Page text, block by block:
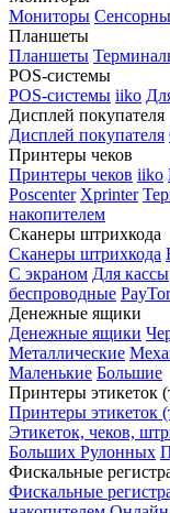
Мониторы
Планшеты
Планшеты
POS-системы
POS-системы iiko
Дисплей покупателя
Дисплей покупателя
Принтеры чеков
Принтеры чеков iiko
Poscenter Xprinter
накопителем
Сканеры штрихкода
Сканеры штрихкода
С экраном Для кассы
беспроводные PayTor
Денежные ящики
Денежные ящики
Металлические
Маленькие Большие
Принтеры этикеток
Принтеры этикеток
Этикеток, чеков,
Больших Рулонных
Фискальные
Фискальные